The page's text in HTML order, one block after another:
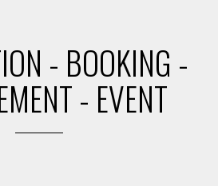
- BOOKING -
- EVENT